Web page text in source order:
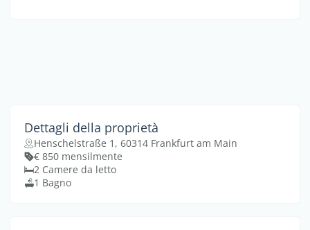
Dettagli della proprietà
Henschelstraße 1, 60314 Frankfurt am Main
€ 850 mensilmente
2 Camere da letto
1 Bagno